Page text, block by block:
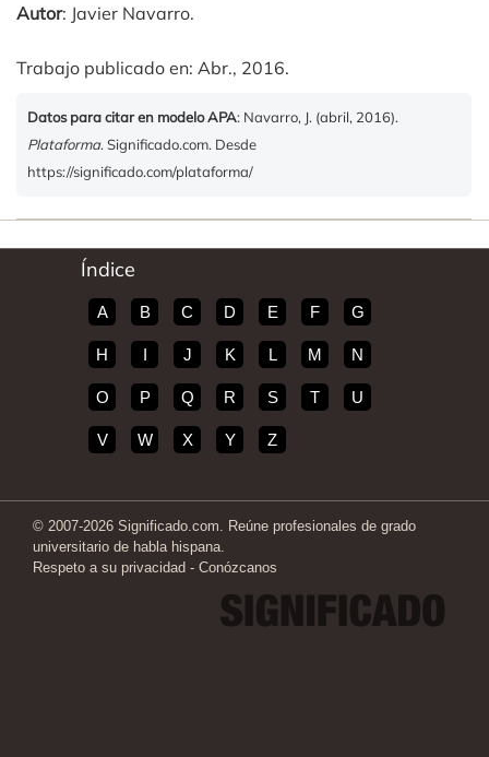
Autor: Javier Navarro.
Trabajo publicado en: Abr., 2016.
Datos para citar en modelo APA: Navarro, J. (abril, 2016).
Plataforma. Significado.com. Desde
https://significado.com/plataforma/
Índice
A B C D E F G
H I J K L M N
O P Q R S T U
V W X Y Z
© 2007-2026 Significado.com. Reúne profesionales de grado
universitario de habla hispana.
Respeto a su privacidad - Conózcanos